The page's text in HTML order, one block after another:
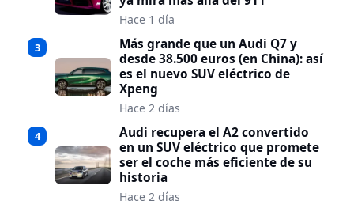
Hace 1 día
3
Más grande que un Audi Q7 y
desde 38.500 euros (en China): así
es el nuevo SUV eléctrico de
Xpeng
Hace 2 días
4
Audi recupera el A2 convertido
en un SUV eléctrico que promete
ser el coche más eficiente de su
historia
Hace 2 días